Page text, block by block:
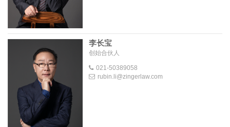
李长宝
创始合伙人
021-50389058
rubin.li@zingerlaw.com